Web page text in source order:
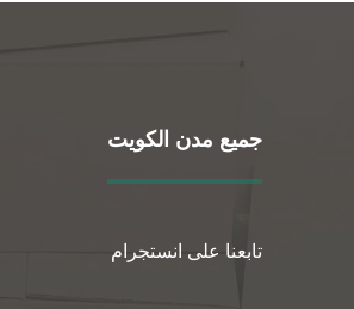
جميع مدن الكويت
تابعنا على انستجرام